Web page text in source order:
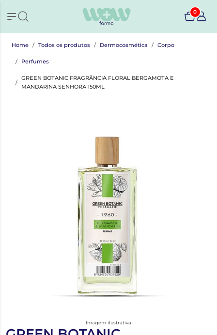
0
Home Todos os produtos Dermocosmética Corpo
Perfumes
GREEN BOTANIC FRAGRÂNCIA FLORAL BERGAMOTA E
MANDARINA SENHORA 150ML
Imagem ilustrativa